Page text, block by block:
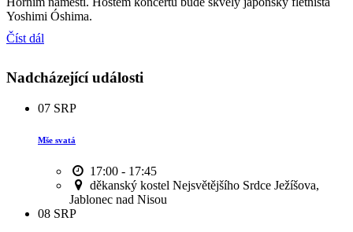
Yoshimi Óshima.
Číst dál
Nadcházející události
07 SRP
Mše svatá
17:00 - 17:45
děkanský kostel Nejsvětějšího Srdce Ježíšova,
Jablonec nad Nisou
08 SRP